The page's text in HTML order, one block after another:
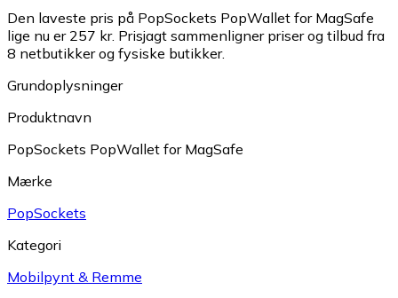
Den laveste pris på PopSockets PopWallet for MagSafe
lige nu er 257 kr. Prisjagt sammenligner priser og tilbud fra
8 netbutikker og fysiske butikker.
Grundoplysninger
Produktnavn
PopSockets PopWallet for MagSafe
Mærke
PopSockets
Kategori
Mobilpynt & Remme